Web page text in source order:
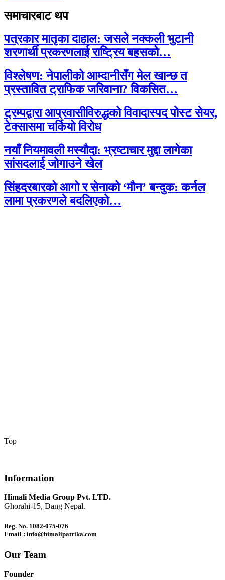
समाचारबाट थप
पत्रकार मातृका दाहाल: जसले नक्कली भुटानी
शरणार्थी प्रकरणलाई राष्ट्रिय बहसको…
विश्लेषण: नेपालीको आम्दानीसँग मेल खान्छ त
प्रस्तावित ट्राफिक जरिवाना? विकसित…
ट्रम्पद्वारा आप्रवासीविरुद्धको विवादास्पद पोस्ट सेयर,
टेक्सासमा चर्कियो विरोध
नयाँ नियमावली मस्यौदा: भ्रष्टाचार मुद्दा लागेका
सांसदलाई जोगाउने खेल
सिंहदरबारको आगो र सेनाको ‘मौन’ बन्दुक: कर्नल
लामा प्रकरणले बदलिएको…
Top
Information
Himali Media Group Pvt. LTD.
Ghorahi-15, Dang Nepal.
Reg. No. 1082-075-076
Email : info@himalipatrika.com
Our Team
Founder